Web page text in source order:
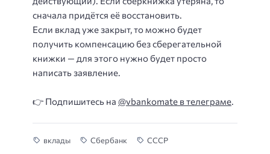
сначала придётся её восстановить.
Если вклад уже закрыт, то можно будет
получить компенсацию без сберегательной
книжки — для этого нужно будет просто
написать заявление.
👉 Подпишитесь на @vbankomate в телеграме
вклады Сбербанк СССР